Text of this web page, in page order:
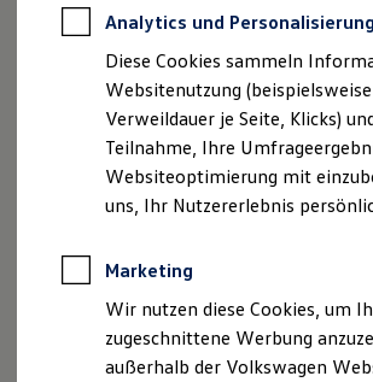
Autokredit mit Schlussrate
Versicherungen und Garantien
Kfz-Versicherung
Restschuldversicherungen
Garantien
Wartungsverträge
Geschäftskunden
Professional Class bei
Großkunden
Behörden
Anpfiff zum Gewinn
Elektroautos
ID. Tutorials
Elektrofahrzeugkonzepte
Probefahrt vereinbaren
Analytics und Personalisierung
Diese Cookies sammeln
Websitenutzung
Verweildauer je Seite, Klicks)
Teilnahme, Ihre
Websiteoptimierung mit
uns, Ihr Nutzererlebnis
Marketing
Wir nutzen diese Cookies, um
zugeschnittene Werbung
außerhalb der Volkswagen